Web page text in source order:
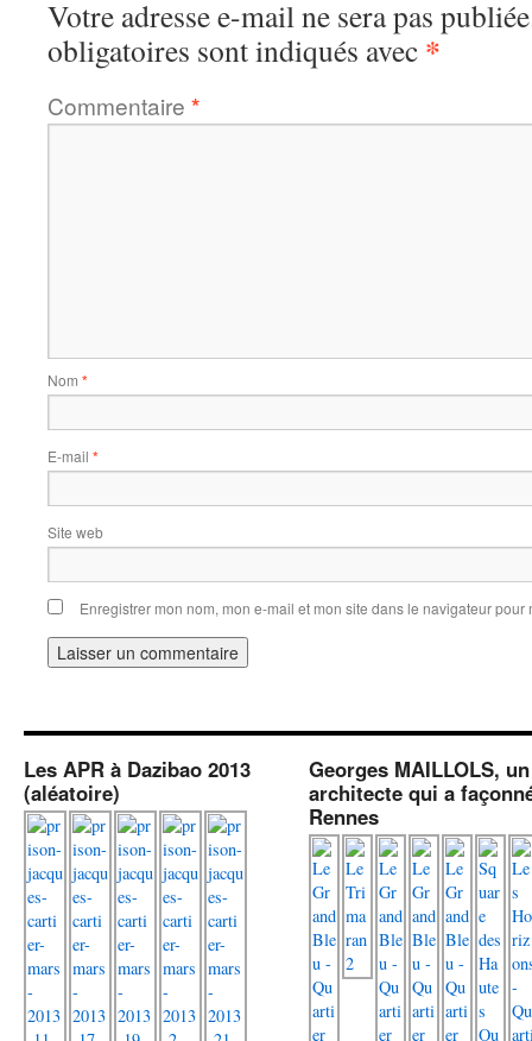
Votre adresse e-mail ne sera pas
obligatoires sont indiqués avec *
Commentaire *
Nom *
E-mail *
Site web
Enregistrer mon nom, mon e-mail et mon site dans le navigateur
Les APR à Dazibao 2013
(aléatoire)
Georges MAILLOLS, un
architecte qui a
Rennes